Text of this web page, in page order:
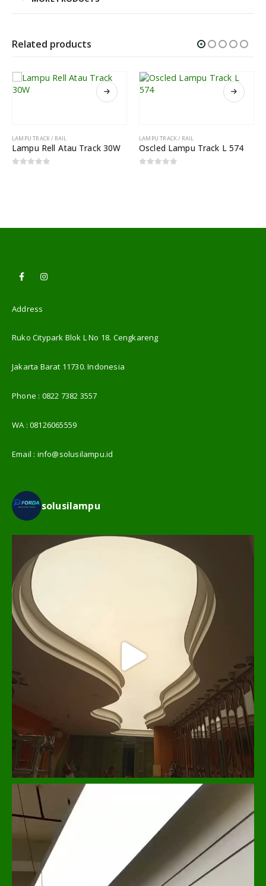
Related products
/ RAIL
Rell Atau Track 30W
LAMPU TRACK / RAIL
Oscled Lampu Track L 574
Address
Ruko Citypark Blok L No 18. Cengkareng
Jakarta Barat 11730. Indonesia
Phone : 0822 7382 3557
WA :08126065559
Email : info@solusilampu.id
solusilampu